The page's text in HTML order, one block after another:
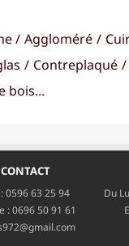
/ Aggloméré /
/ Contreplaqué
bois...
CONTACT
0596 63 25 94
:0696 50 91 61
Du